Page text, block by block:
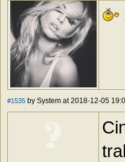
#1535 by System at 2018-12-05